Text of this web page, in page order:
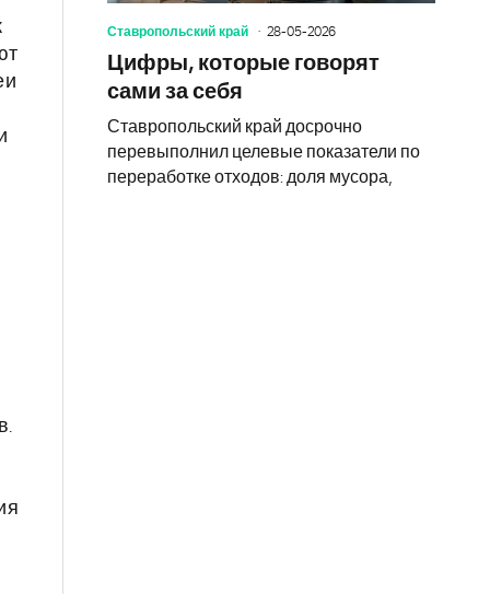
Ставропольский край 28-05-2026
Цифры, которые говорят
сами за себя
Ставропольский край досрочно
перевыполнил целевые показатели по
переработке отходов: доля мусора,